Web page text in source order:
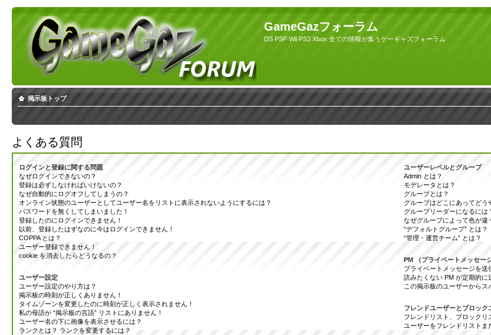
GameGazフォーラム
DS PSP Wii PS3 Xbox 全ての情報が集うゲーギャズフォーラム
掲示板トップ
よくある質問
ログインと登録に関する問題
なぜログインできないの？
登録は必ずしなければいけないの？
なぜ自動的にログオフしてしまうの？
オンライン状態のユーザーとしてユーザー名をリストに表示されないようにするには？
パスワードを無くしてしまいました！
登録したのにログインできません！
以前、登録したはずなのに今はログインできません！
COPPA とは？
ユーザー登録できません！
cookie を消去したらどうなるの？
ユーザー設定
ユーザー設定のやり方は？
掲示板の時刻が正しくありません！
タイムゾーンを変更したのに時刻が正しく表示されません！
私の母語が “掲示板の言語” リストにありません！
ユーザー名の下に画像を表示させるには？
ランクとは？ ランクを変更するには？
ユーザーレベルとグループ
Admin とは？
モデレータとは？
グループとは？
グループはどこにあってどう
グループリーダーになるには
なぜグループによって色が違
“デフォルトグループ” とは？
“管理・運営チーム” とは？
PM （プライベートメッセージ
プライベートメッセージを送
読みたくない PM が定期的に
この掲示板のユーザーからス
フレンドユーザーとブロック
フレンドリスト、ブロックリ
ユーザーをフレンドリストま